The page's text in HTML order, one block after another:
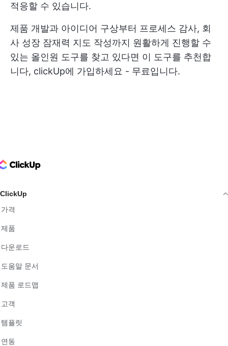
적응할 수 있습니다.
제품 개발과 아이디어 구상부터 프로세스 감사, 회
사 성장 잠재력 지도 작성까지 원활하게 진행할 수
있는 올인원 도구를 찾고 있다면 이 도구를 추천합
니다, clickUp에 가입하세요 - 무료입니다.
Logo
ClickUp
가격
제품
다운로드
도움말 문서
제품 로드맵
고객
템플릿
연동